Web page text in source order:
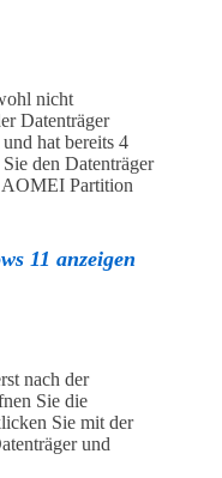
nicht
Datenträger
hat bereits 4
den Datenträger
Partition
11 anzeigen
nach der
Sie die
Sie mit der
und